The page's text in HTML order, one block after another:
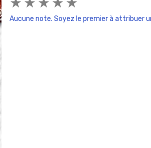
Aucune note. Soyez le premier à attribuer